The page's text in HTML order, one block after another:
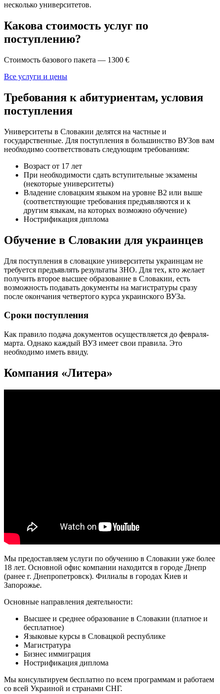
несколько университетов.
Какова стоимость услуг по
поступлению?
Стоимость базового пакета — 1300 €
Все услуги и цены
Требования к абитуриентам, условия
поступления
Университеты в Словакии делятся на частные и
государственные. Для поступления в большинство ВУЗов вам
необходимо соответствовать следующим требованиям:
Возраст от 17 лет
При необходимости сдать вступительные экзамены
(некоторые университеты)
Владение словацким языком на уровне B2 или выше
(соответствующие требования предъявляются и к
другим языкам, на которых возможно обучение)
Нострификация диплома
Обучение в Словакии для украинцев
Для поступления в словацкие университеты украинцам не
требуется предъявлять результаты ЗНО. Для тех, кто желает
получить второе высшее образование в Словакии, есть
возможность подавать документы на магистратуры сразу
после окончания четвертого курса украинского ВУЗа.
Сроки поступления
Как правило подача документов осуществляется до февраля-
марта. Однако каждый ВУЗ имеет свои правила. Это
необходимо иметь ввиду.
Компания «Литера»
Мы предоставляем услуги по обучению в Словакии уже более
18 лет. Основной офис компании находится в городе Днепр
(ранее г. Днепропетровск). Филиалы в городах Киев и
Запорожье.
Основные направления деятельности:
Высшее и среднее образование в Словакии (платное и
бесплатное)
Языковые курсы в Словацкой республике
Магистратура
Бизнес иммиграция
Нострификация диплома
Мы консультируем бесплатно по всем программам и работаем
со всей Украиной и странами СНГ.